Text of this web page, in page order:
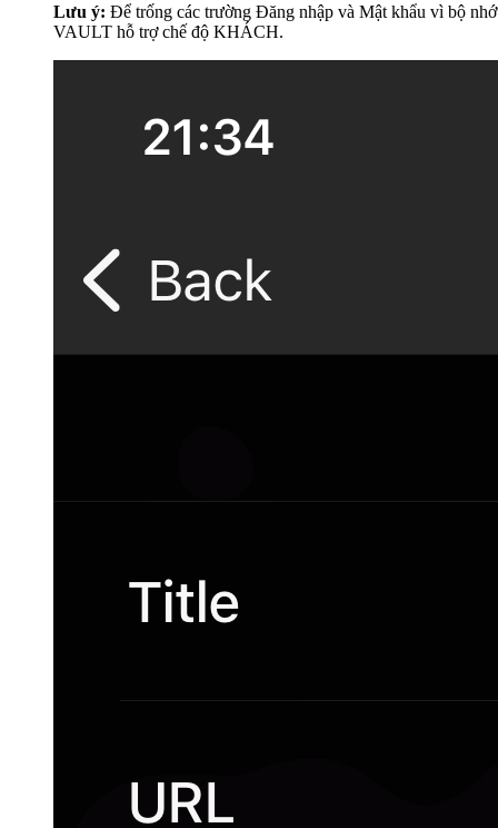
Lưu ý: Để trống các trường Đăng nhập và Mật khẩu vì bộ nhớ
VAULT hỗ trợ chế độ KHÁCH.